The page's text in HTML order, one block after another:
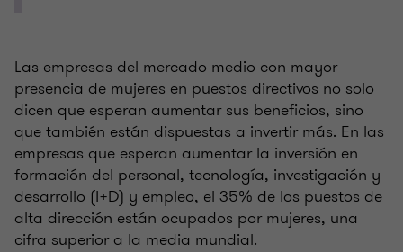
Las empresas del mercado medio con mayor
presencia de mujeres en puestos directivos no solo
dicen que esperan aumentar sus beneficios, sino
que también están dispuestas a invertir más. En las
empresas que esperan aumentar la inversión en
formación del personal, tecnología, investigación y
desarrollo (I+D) y empleo, el 35% de los puestos de
alta dirección están ocupados por mujeres, una
cifra superior a la media mundial.